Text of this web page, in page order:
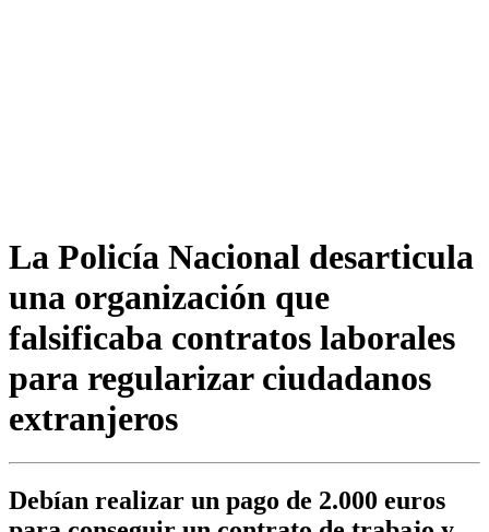
La Policía Nacional desarticula
una organización que
falsificaba contratos laborales
para regularizar ciudadanos
extranjeros
Debían realizar un pago de 2.000 euros